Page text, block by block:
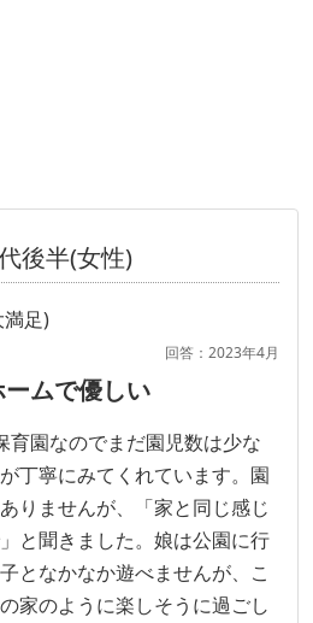
後半(女性)
満足)
回答：2023年4月
ムで優しい
育園なのでまだ園児数は少な
丁寧にみてくれています。園
りませんが、「家と同じ感じ
と聞きました。娘は公園に行
となかなか遊べませんが、こ
家のように楽しそうに過ごし